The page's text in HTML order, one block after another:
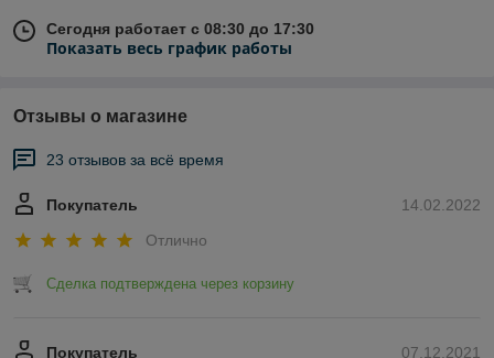
Сегодня работает с 08:30 до 17:30
Показать весь график работы
Отзывы о магазине
23 отзывов за всё время
14.02.2022
Покупатель
Отлично
Сделка подтверждена через корзину
07.12.2021
Покупатель